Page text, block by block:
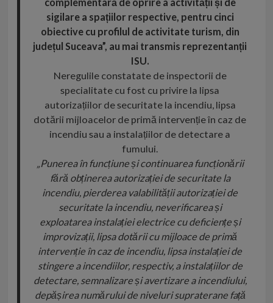
complementară de oprire a activității și de
sigilare a spațiilor respective, pentru cinci
obiective cu profilul de activitate turism, din
județul Suceava”, au mai transmis reprezentanții
ISU.
Neregulile constatate de inspectorii de
specialitate cu fost cu privire la lipsa
autorizațiilor de securitate la incendiu, lipsa
dotării mijloacelor de primă intervenție în caz de
incendiu sau a instalațiilor de detectare a
fumului.
„Punerea în funcțiune și continuarea funcționării
fără obținerea autorizației de securitate la
incendiu, pierderea valabilității autorizației de
securitate la incendiu, neverificarea și
exploatarea instalației electrice cu deficiențe și
improvizații, lipsa dotării cu mijloace de primă
intervenție în caz de incendiu, lipsa instalației de
stingere a incendiilor, respectiv, a instalațiilor de
detectare, semnalizare și avertizare a incendiului,
depășirea numărului de niveluri supraterane față